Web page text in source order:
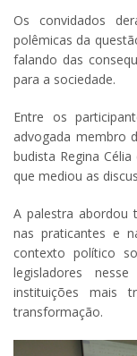
Os convidados
polêmicas da
falando das
para a sociedade.
Entre os
advogada membro
budista Regina
que mediou as
A palestra abordou
nas praticantes e
contexto político
legisladores
instituições mais
transformação.